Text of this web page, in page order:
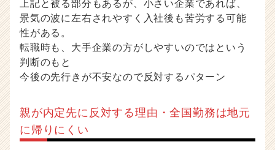
上記と被る部分もあるが、小さい企業であれば、
景気の波に左右されやすく入社後も苦労する可能
性がある。
転職時も、大手企業の方がしやすいのではという
判断のもと
今後の先行きが不安なので反対するパターン
親が内定先に反対する理由・全国勤務は地元
に帰りにくい